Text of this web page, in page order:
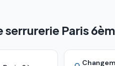
serrurerie Paris